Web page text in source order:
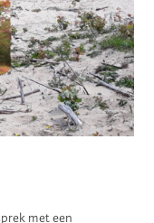
met een